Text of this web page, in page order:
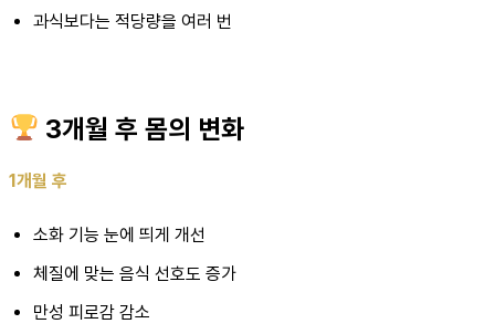
과식보다는 적당량을 여러 번
3개월 후 몸의 변화
1개월 후
소화 기능 눈에 띄게 개선
체질에 맞는 음식 선호도 증가
만성 피로감 감소